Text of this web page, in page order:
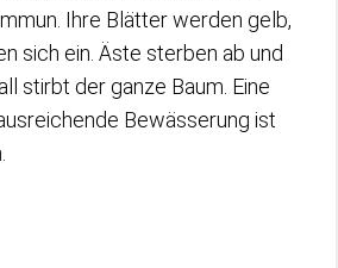
Ihre Blätter werden gelb,
sich ein. Äste sterben ab und
stirbt der ganze Baum. Eine
Bewässerung ist